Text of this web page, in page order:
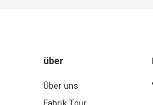
über
Über uns